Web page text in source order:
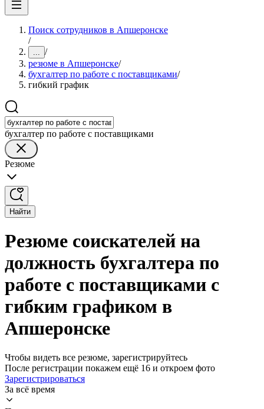
Поиск сотрудников в Апшеронске
/
... /
резюме в Апшеронске/
бухгалтер по работе с поставщиками/
гибкий график
бухгалтер по работе с поставщиками
Резюме
Найти
Резюме соискателей на
должность бухгалтера по
работе с поставщиками с
гибким графиком в
Апшеронске
Чтобы видеть все резюме, зарегистрируйтесь
После регистрации покажем ещё 16 и откроем фото
Зарегистрироваться
За всё время